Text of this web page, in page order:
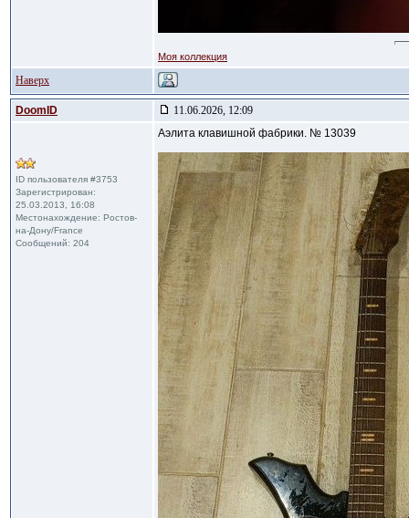
Моя коллекция
Наверх
DoomID 11.06.2026, 12:09
ID пользователя #3753
Зарегистрирован:
25.03.2013, 16:08
Местонахождение: Ростов-
на-Дону/France
Сообщений: 204
Аэлита клавишной фабрики. № 13039